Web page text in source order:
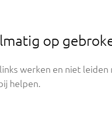
op
werken en niet leiden
helpen.